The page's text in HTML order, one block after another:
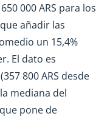
000 ARS para los
añadir las
un 15,4%
El dato es
800 ARS desde
mediana del
pone de